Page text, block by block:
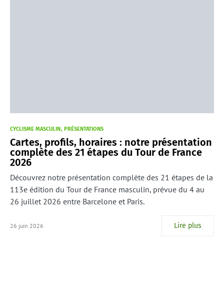
CYCLISME MASCULIN PRÉSENTATIONS
Cartes, profils, horaires : notre présentation
complète des 21 étapes du Tour de France
2026
Découvrez notre présentation complète des 21 étapes de la
113e édition du Tour de France masculin, prévue du 4 au
26 juillet 2026 entre Barcelone et Paris.
26 juin 2026 Lire plus